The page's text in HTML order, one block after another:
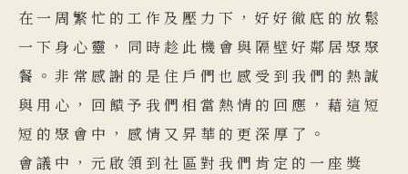
在一周繁忙的工作及壓力下，好好徹底的放鬆
一下身心靈，同時趁此機會與隔壁好鄰居聚聚
餐。非常感謝的是住戶們也感受到我們的熱誠
與用心，回饋予我們相當熱情的回應，藉這短
短的聚會中，感情又昇華的更深厚了。
會議中，元啟領到社區對我們肯定的一座獎